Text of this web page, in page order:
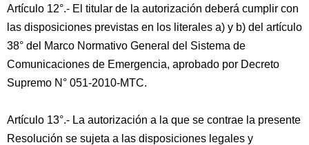
Artículo 12°.- El titular de la autorización deberá cumplir con
las disposiciones previstas en los literales a) y b) del artículo
38° del Marco Normativo General del Sistema de
Comunicaciones de Emergencia, aprobado por Decreto
Supremo N° 051-2010-MTC.
Artículo 13°.- La autorización a la que se contrae la presente
Resolución se sujeta a las disposiciones legales y